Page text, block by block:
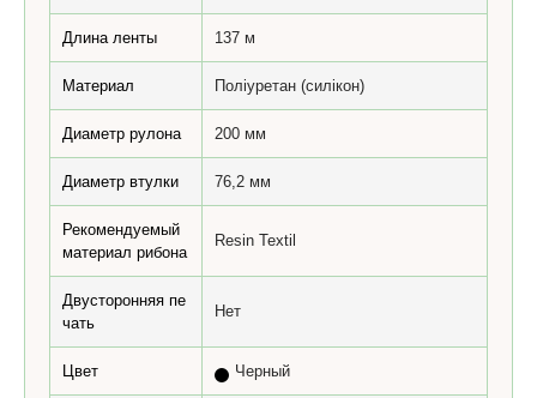
Длина ленты 137 м
Материал Поліуретан (силікон)
Диаметр рулона 200 мм
Диаметр втулки 76,2 мм
Рекомендуемый
материал рибона
Resin Textil
Двусторонняя пе
чать
Нет
Цвет Черный